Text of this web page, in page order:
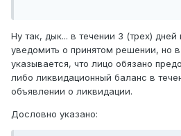
Ну так, дык... в течении 3 (трех)
уведомить о принятом решении, но
указывается, что лицо обязано
либо ликвидационный баланс в
объявлении о ликвидации.
Дословно указано: